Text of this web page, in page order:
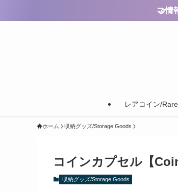
🤝情
レアコイン/
ホーム 収納グッズ/Storage Goods
コインカプセル【
収納グッズ/Storage Goods